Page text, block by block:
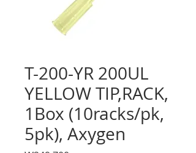
T-200-YR 200UL
YELLOW TIP,RACK,
1Box (10racks/pk,
5pk), Axygen